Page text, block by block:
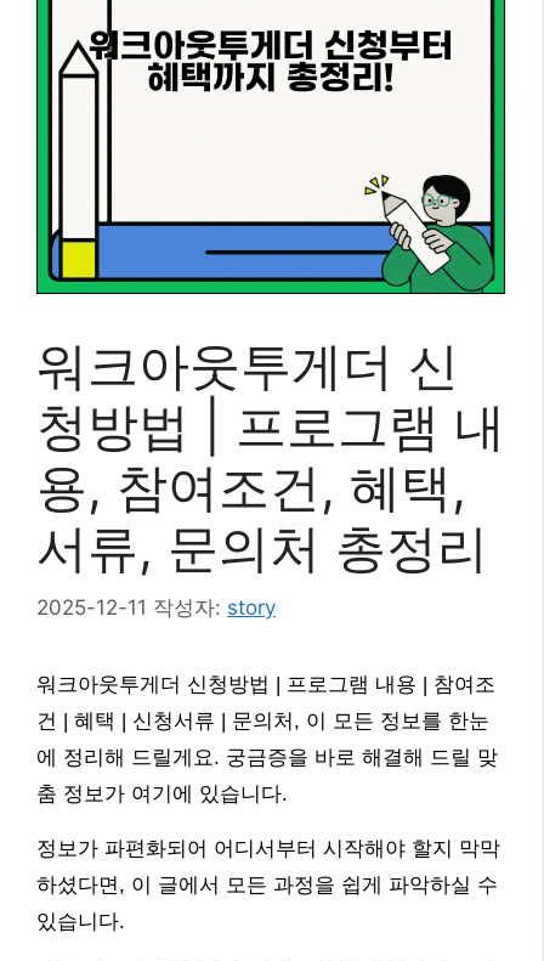
워크아웃투게더 신
청방법 | 프로그램 내
용, 참여조건, 혜택,
서류, 문의처 총정리
2025-12-11 작성자: story
워크아웃투게더 신청방법 | 프로그램 내용 | 참여조
건 | 혜택 | 신청서류 | 문의처, 이 모든 정보를 한눈
에 정리해 드릴게요. 궁금증을 바로 해결해 드릴 맞
춤 정보가 여기에 있습니다.
정보가 파편화되어 어디서부터 시작해야 할지 막막
하셨다면, 이 글에서 모든 과정을 쉽게 파악하실 수
있습니다.